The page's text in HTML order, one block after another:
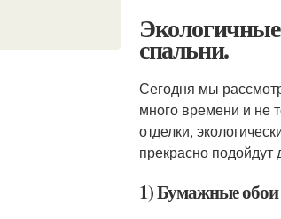
спальни.
Сегодня мы
много времени и не
отделки,
прекрасно подойдут
1) Бумажные обои